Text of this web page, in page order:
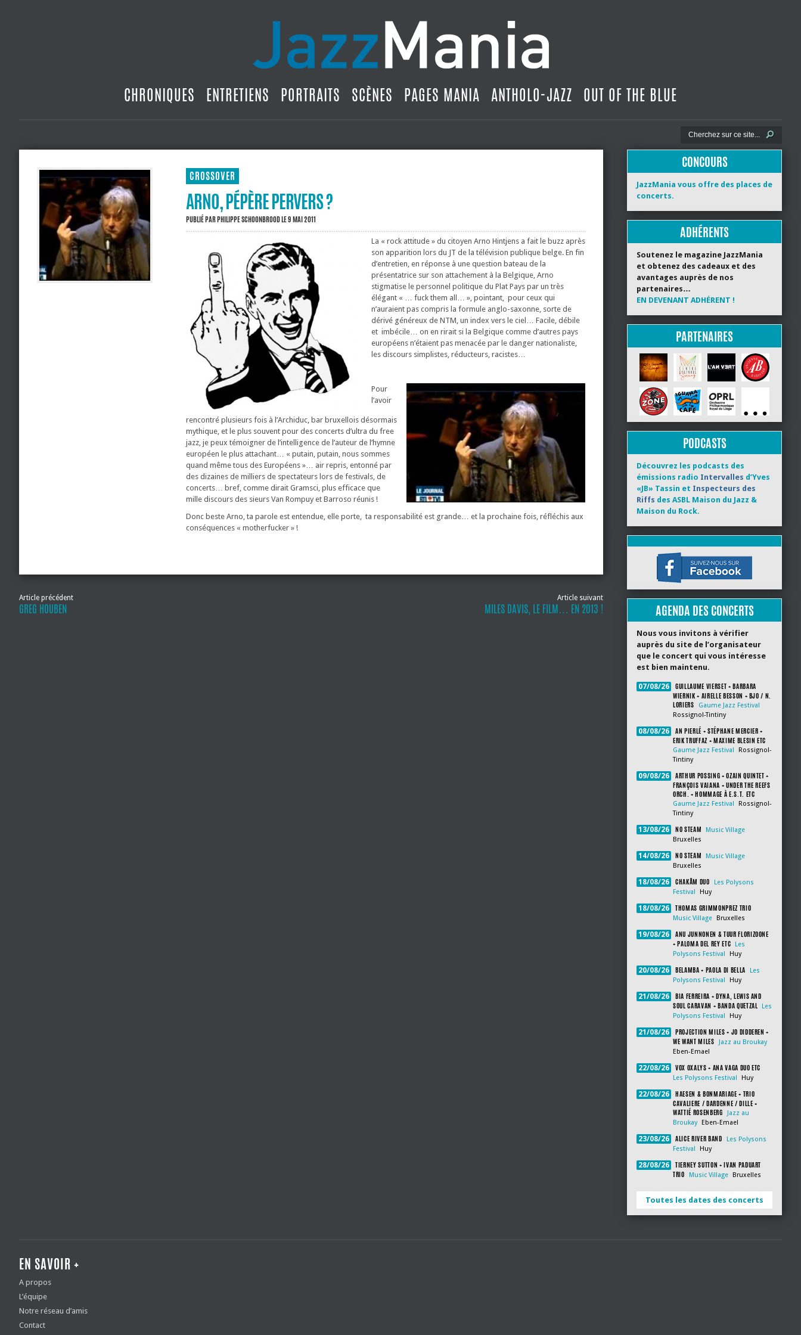
CHRONIQUES ENTRETIENS PORTRAITS SCÈNES PAGES MANIA ANTHOLO-JAZZ OUT OF THE BLUE
CROSSOVER
ARNO, PÉPÈRE PERVERS ?
PUBLIÉ PARPHILIPPE SCHOONBROODLE 9 MAI 2011
La « rock attitude » du citoyen Arno Hintjens a fait le buzz après
son apparition lors du JT de la télévision publique belge. En fin
d’entretien, en réponse à une question bateau de la
présentatrice sur son attachement à la Belgique, Arno
stigmatise le personnel politique du Plat Pays par un très
élégant « … fuck them all… », pointant, pour ceux qui
n’auraient pas compris la formule anglo-saxonne, sorte de
dérivé généreux de NTM, un index vers le ciel… Facile, débile
et imbécile… on en rirait si la Belgique comme d’autres pays
européens n’étaient pas menacée par le danger nationaliste,
les discours simplistes, réducteurs, racistes…
Pour
l’avoir
rencontré plusieurs fois à l’Archiduc, bar bruxellois désormais
mythique, et le plus souvent pour des concerts d’ultra du free
jazz, je peux témoigner de l’intelligence de l’auteur de l’hymne
européen le plus attachant… « putain, putain, nous sommes
quand même tous des Européens »… air repris, entonné par
des dizaines de milliers de spectateurs lors de festivals, de
concerts… bref, comme dirait Gramsci, plus efficace que
mille discours des sieurs Van Rompuy et Barroso réunis !
Donc beste Arno, ta parole est entendue, elle porte, ta responsabilité est grande… et la prochaine fois, réfléchis aux
conséquences « motherfucker » !
Article précédent
GREG HOUBEN
Article suivant
MILES DAVIS, LE FILM… EN 2013 !
CONCOURS
JazzMania vous offre des places de
concerts.
ADHÉRENTS
Soutenez le magazine JazzMania
et obtenez des cadeaux et des
avantages auprès de nos
partenaires…
EN DEVENANT ADHÉRENT !
PARTENAIRES
PODCASTS
Découvrez les podcasts des
émissions radio Intervalles d’Yves
«JB» Tassin et Inspecteurs des
Riffs des ASBL Maison du Jazz &
Maison du Rock.
AGENDA DES CONCERTS
Nous vous invitons à vérifier
auprès du site de l’organisateur
que le concert qui vous intéresse
est bien maintenu.
07/08/26
GUILLAUME VIERSET + BARBARA
WIERNIK + AIRELLE BESSON + BJO / N.
LORIERS
Gaume Jazz Festival
Rossignol-Tintiny
08/08/26
AN PIERLÉ + STÉPHANE MERCIER +
ERIK TRUFFAZ + MAXIME BLESIN ETC
Gaume Jazz Festival
Rossignol-
Tintiny
09/08/26
ARTHUR POSSING + OZAIN QUINTET +
FRANÇOIS VAIANA + UNDER THE REEFS
ORCH. + HOMMAGE À E.S.T. ETC
Gaume Jazz Festival
Rossignol-
Tintiny
13/08/26 NO STEAM
Music Village
Bruxelles
14/08/26 NO STEAM
Music Village
Bruxelles
18/08/26 CHAKÂM DUO
Les Polysons
Festival
Huy
18/08/26 THOMAS GRIMMONPREZ TRIO
Music Village Bruxelles
19/08/26
ANU JUNNONEN & TUUR FLORIZOONE
+ PALOMA DEL REY ETC
Les
Polysons Festival
Huy
20/08/26 BELAMBA + PAOLA DI BELLA
Les
Polysons Festival
Huy
21/08/26
BIA FERREIRA + DYNA, LEWIS AND
SOUL CARAVAN + BANDA QUETZAL
Les
Polysons Festival
Huy
21/08/26
PROJECTION MILES + JO DIDDEREN +
WE WANT MILES
Jazz au Broukay
Eben-Emael
22/08/26 VOX OXALYS + ANA VAGA DUO ETC
Les Polysons Festival Huy
22/08/26
HAESEN & BONMARIAGE + TRIO
CAVALIERE / DARDENNE / DILLE +
WATTIÉ ROSENBERG
Jazz au
Broukay
Eben-Emael
23/08/26 ALICE RIVER BAND
Les Polysons
Festival
Huy
28/08/26
TIERNEY SUTTON + IVAN PADUART
TRIO
Music Village Bruxelles
Toutes les dates des concerts
EN SAVOIR +
A propos
L’équipe
Notre réseau d’amis
Contact